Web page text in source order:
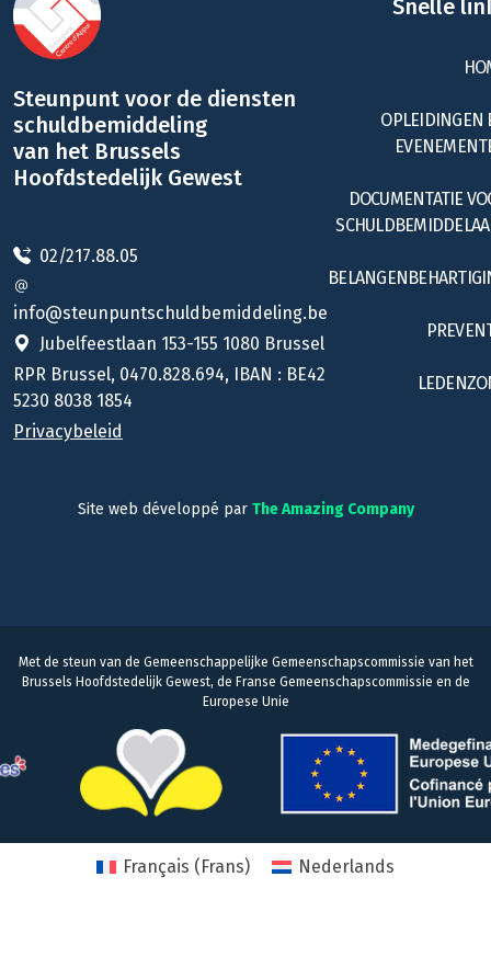
Steunpunt voor de diensten
schuldbemiddeling
van het Brussels
Hoofdstedelijk Gewest
02/217.88.05
info@steunpuntschuldbemiddeling.be
Jubelfeestlaan 153-155 1080 Brussel
RPR Brussel, 0470.828.694, IBAN : BE42
5230 8038 1854
Privacybeleid
Snelle
OPLEIDINGEN
DOCUMENTATIE
Site web développé par The Amazing Company
Met de steun van de Gemeenschappelijke Gemeenschapscommissie van het
Brussels Hoofdstedelijk Gewest, de Franse Gemeenschapscommissie en de
Europese Unie
Français (Frans) Nederlands